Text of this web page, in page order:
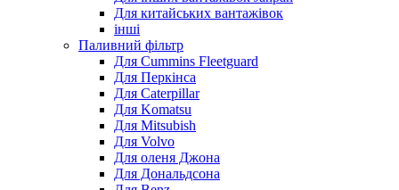
Для китайських вантажівок
інші
Паливний фільтр
Для Cummins Fleetguard
Для Перкінса
Для Caterpillar
Для Komatsu
Для Mitsubish
Для Volvo
Для оленя Джона
Для Дональдсона